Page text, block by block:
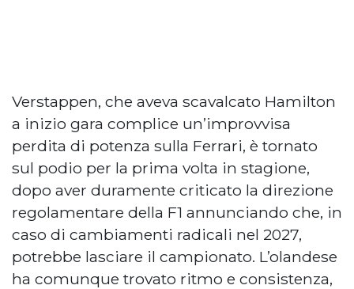
Verstappen, che aveva scavalcato Hamilton
a inizio gara complice un’improvvisa
perdita di potenza sulla Ferrari, è tornato
sul podio per la prima volta in stagione,
dopo aver duramente criticato la direzione
regolamentare della F1 annunciando che, in
caso di cambiamenti radicali nel 2027,
potrebbe lasciare il campionato. L’olandese
ha comunque trovato ritmo e consistenza,